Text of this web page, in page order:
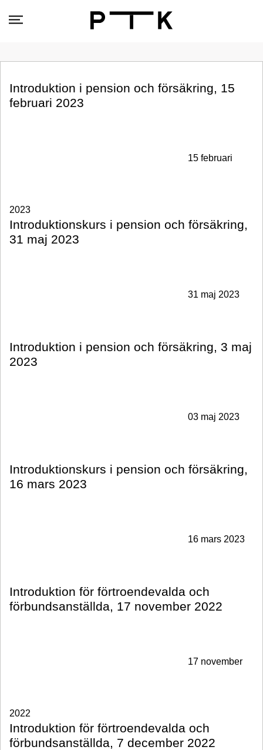
Introduktion i pension och försäkring, 15
februari 2023
15 februari
2023
Introduktionskurs i pension och försäkring,
31 maj 2023
31 maj 2023
Introduktion i pension och försäkring, 3 maj
2023
03 maj 2023
Introduktionskurs i pension och försäkring,
16 mars 2023
16 mars 2023
Introduktion för förtroendevalda och
förbundsanställda, 17 november 2022
17 november
2022
Introduktion för förtroendevalda och
förbundsanställda, 7 december 2022